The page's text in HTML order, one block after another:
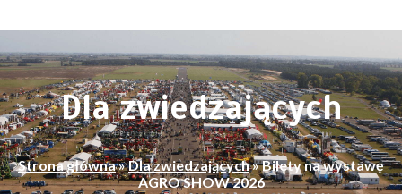
Dla zwiedzających
Strona główna»Dla zwiedzających»Bilety na wystawę
AGRO SHOW 2026